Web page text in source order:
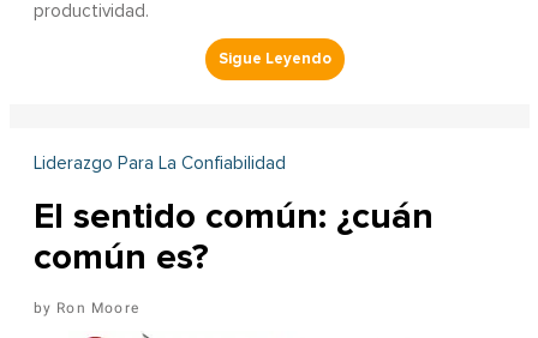
productividad.
Liderazgo Para La Confiabilidad
El sentido común: ¿cuán
común es?
Ron Moore